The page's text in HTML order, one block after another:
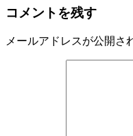
コメントを残す
メールアドレスが公開さ